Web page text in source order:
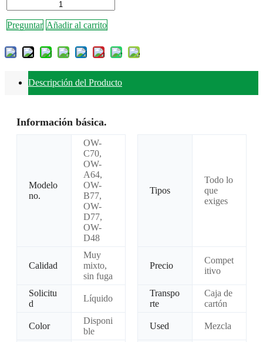
Preguntar Añadir al carrito
Descripción del Producto
Información básica.
Modelo
no.
OW-
C70,
OW-
A64,
OW-
B77,
OW-
D77,
OW-
D48
Tipos
Todo lo
que
exiges
Calidad
Muy
mixto,
sin fuga
Precio
Compet
itivo
Solicitu
d
Líquido
Transpo
rte
Caja de
cartón
Color
Disponi
ble
Used Mezcla